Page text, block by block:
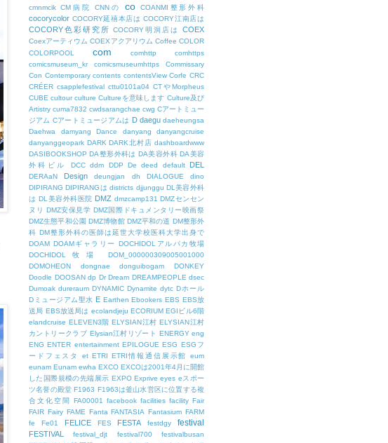
cmnmcik CM病院 CNNの co COANMI整形外科
cocorycolor COCORY延禧本店は COCORY江南店は
COCORY色彩研究所 COCORY明洞店は COEX
Coexアーティウム COEXアクアリウム Coffee COLOR
COLORPOOL
com comhttp
comhttps
comicsmuseum_kr
comicsmuseumhttps
Commissary
Con Contemporary contents contentsView Corfe CRC
CRÉER csapplefestival cttu0101a04 CTやMorpheus
CUBE cultour culture Cultureを意味します Culture及び
Artistry cuma7832 cwdsarangchae cwg Cアートミュー
ジアム Cアートミュージアムは D daegu daeheungsa
Daehwa
damyang Dance danyang
danyangcruise
danyanggeopark DARK DARK北村店 dashboardwww
DASIBOOKSHOP DA整形外科は DA美容外科 DA美容
外科ビル
DCC ddm DDP De deed default DEL
DERAaN Design deungjan dh DIALOGUE
dino
DIPIRANG DIPIRANGは districts djjunggu DL美容外科
は DL美容外科医院 DMZ dmzcamp131 DMZセンセン
ヌリ DMZ安保見学 DMZ国際ドキュメンタリー映画祭
DMZ生態平和公園 DMZ博物館 DMZ平和の道 DM整形外
科 DM整形外科の医師は延世大学校医科大学出身で
DOAM DOAMギャラリー
DOCHIDOLアルパカ牧場
DOCHIDOL牧場
DOM_000000309005001000
DOMOHEON
dongnae donguibogam
DONKEY
Doodle DOOSAN dp Dr Dream DREAMPEOPLE dsec
Dumoak dureraum DYNAMIC Dynamite dytc Dホール
Dミュージアム聖水 E Earthen Ebookers EBS EBS放
送局 EBS放送局は ecolandjeju ECORIUM EGIビル6階
elandcruise ELEVEN3階 ELYSIAN江村 ELYSIAN江村
カントリークラブ Elysian江村リゾート ENERGY eng
ENG ENTER entertainment EPILOGUE ESG ESGフ
ードフェスタ
et ETRI ETRI情報通信展示館
eum
eunam Eunam ewha EXCO EXCOは2001年4月に開館
した国際規模の先端展示 EXPO Exprive eyes eスポー
ツ名誉の殿堂 F1963 F1963は釜山水営区に位置する複
合文化空間
FA00001 facebook facilities facility Fair
FAIR Fairy FAME Fanta FANTASIA Fantasium FARM
fe
Fe01 FELICE FES FESTA festdgy festival
FESTIVAL festival_djt festival700
festivalbusan